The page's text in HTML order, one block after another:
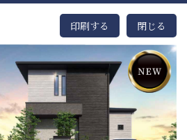
印刷する 閉じる